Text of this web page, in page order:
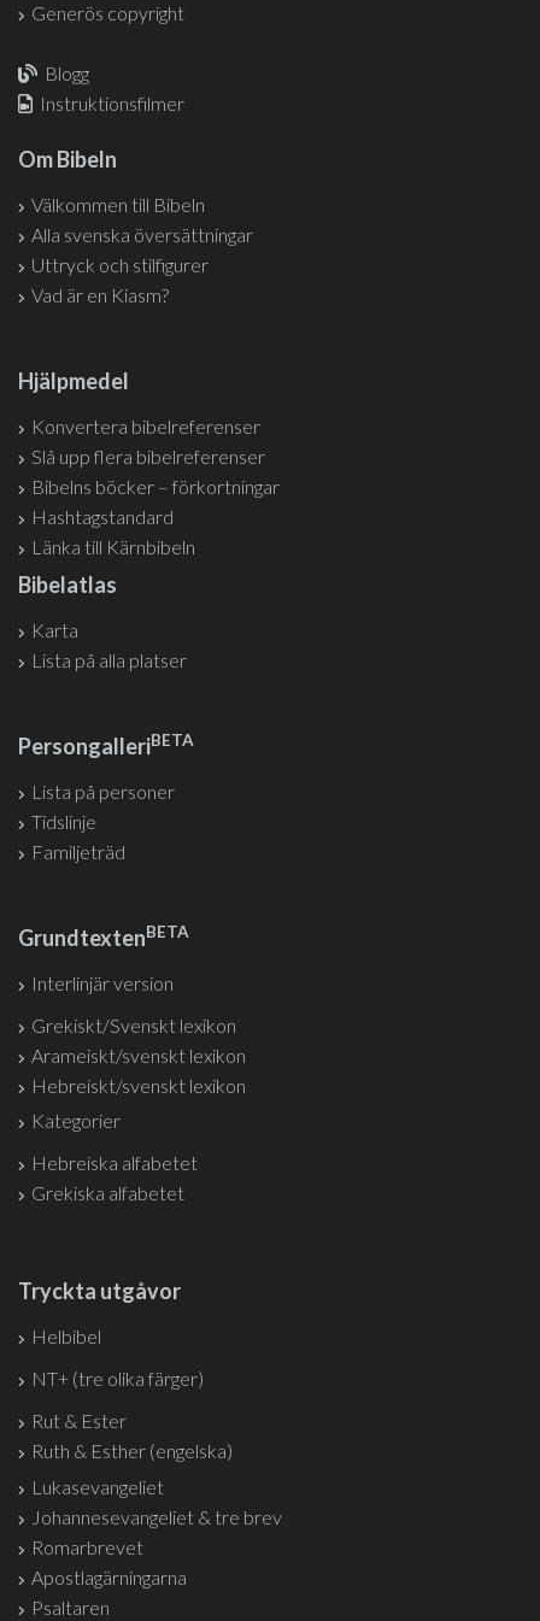
Generös copyright
Blogg
Instruktionsfilmer
Om Bibeln
Välkommen till Bibeln
Alla svenska översättningar
Uttryck och stilfigurer
Vad är en Kiasm?
Hjälpmedel
Konvertera bibelreferenser
Slå upp flera bibelreferenser
Bibelns böcker – förkortningar
Hashtagstandard
Länka till Kärnbibeln
Bibelatlas
Karta
Lista på alla platser
PersongalleriBETA
Lista på personer
Tidslinje
Familjeträd
GrundtextenBETA
Interlinjär version
Grekiskt/Svenskt lexikon
Arameiskt/svenskt lexikon
Hebreiskt/svenskt lexikon
Kategorier
Hebreiska alfabetet
Grekiska alfabetet
Tryckta utgåvor
Helbibel
NT+ (tre olika färger)
Rut & Ester
Ruth & Esther (engelska)
Lukasevangeliet
Johannesevangeliet & tre brev
Romarbrevet
Apostlagärningarna
Psaltaren